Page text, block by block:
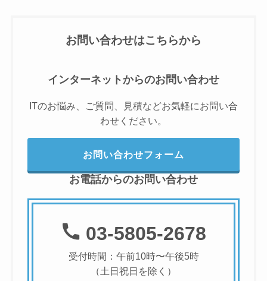
お問い合わせはこちらから
インターネットからのお問い合わせ
ITのお悩み、ご質問、見積などお気軽にお問い合
わせください。
お問い合わせフォーム
お電話からのお問い合わせ
03-5805-2678
受付時間：午前10時〜午後5時
（土日祝日を除く）